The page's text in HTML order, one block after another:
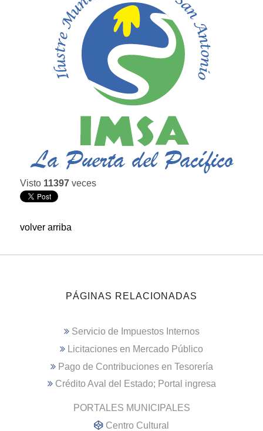
Visto 11397 veces
volver arriba
PÁGINAS RELACIONADAS
Servicio de Impuestos Internos
Licitaciones en Mercado Público
Pago de Contribuciones en Tesorería
Crédito Aval del Estado; Portal ingresa
PORTALES MUNICIPALES
Centro Cultural